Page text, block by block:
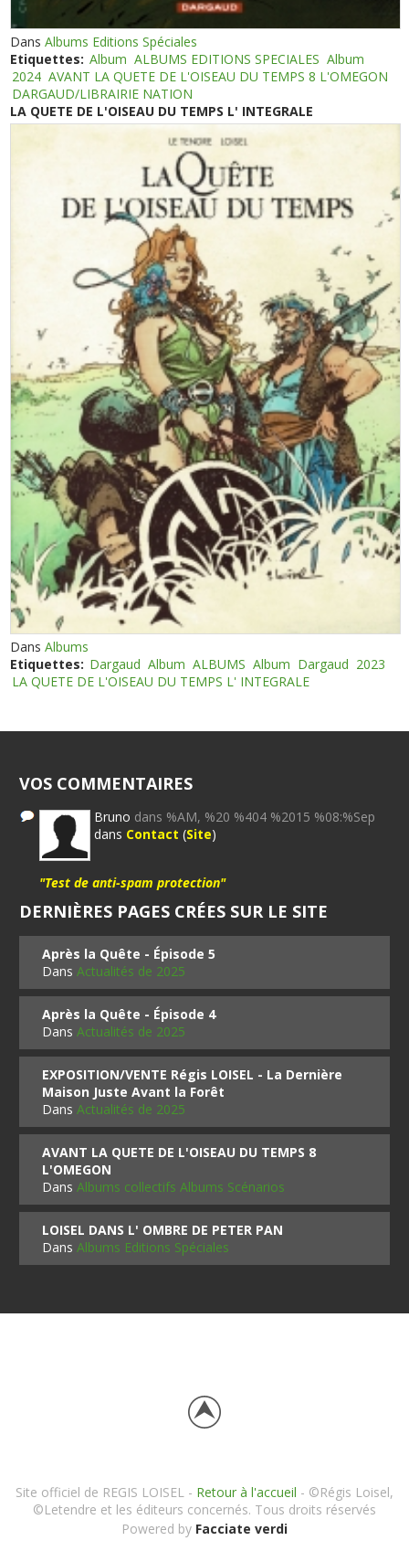
DansAlbums Editions Spéciales
Etiquettes: Album ALBUMS EDITIONS SPECIALES Album
2024 AVANT LA QUETE DE L'OISEAU DU TEMPS 8 L'OMEGON
DARGAUD/LIBRAIRIE NATION
LA QUETE DE L'OISEAU DU TEMPS L' INTEGRALE
DansAlbums
Etiquettes: Dargaud Album ALBUMS Album Dargaud 2023
LA QUETE DE L'OISEAU DU TEMPS L' INTEGRALE
VOS COMMENTAIRES
Bruno dans %AM, %20 %404 %2015 %08:%Sep
dans Contact (Site)
"Test de anti-spam protection"
DERNIÈRES PAGES CRÉES SUR LE SITE
Après la Quête - Épisode 5
DansActualités de 2025
Après la Quête - Épisode 4
DansActualités de 2025
EXPOSITION/VENTE Régis LOISEL - La Dernière
Maison Juste Avant la Forêt
DansActualités de 2025
AVANT LA QUETE DE L'OISEAU DU TEMPS 8
L'OMEGON
DansAlbums collectifs Albums Scénarios
LOISEL DANS L' OMBRE DE PETER PAN
DansAlbums Editions Spéciales
Site officiel de REGIS LOISEL - Retour à l'accueil - ©Régis Loisel,
©Letendre et les éditeurs concernés. Tous droits réservés
Powered by Facciate verdi